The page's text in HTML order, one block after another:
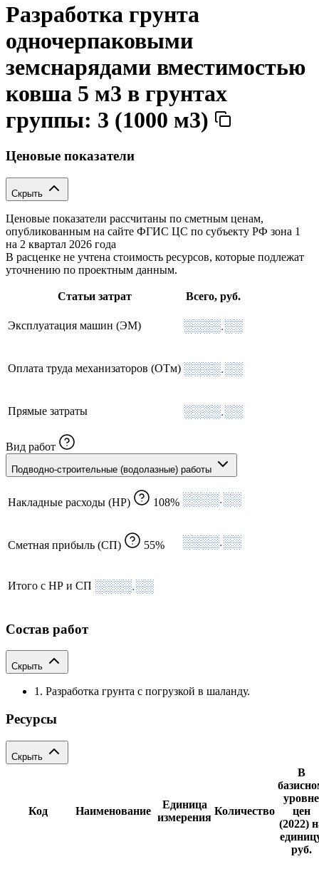
Разработка грунта
одночерпаковыми
земснарядами вместимостью
ковша 5 м3 в грунтах
группы: 3 (1000 м3)
Ценовые показатели
Скрыть
Ценовые показатели рассчитаны по сметным ценам,
опубликованным на сайте ФГИС ЦС по субъекту РФ зона 1
на 2 квартал 2026 года
В расценке не учтена стоимость ресурсов, которые подлежат
уточнению по проектным данным.
Статьи затрат Всего, руб.
Эксплуатация машин (ЭМ) ░░░░.░░
Оплата труда механизаторов (ОТм) ░░░░.░░
Прямые затраты ░░░░.░░
Вид работ
Подводно-строительные (водолазные) работы
Накладные расходы (НР) 108% ░░░░.░░
Сметная прибыль (СП) 55% ░░░░.░░
Итого с НР и СП ░░░░.░░
Состав работ
Скрыть
1. Разработка грунта с погрузкой в шаланду.
Ресурсы
Скрыть
Код Наименование
Единица
измерения
Количество
В
уровне
цен
(2022)
руб.